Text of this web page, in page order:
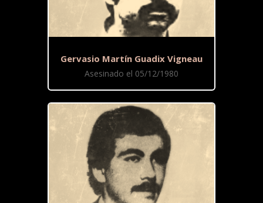
Gervasio Martín Guadix Vigneau
Asesinado el 05/12/1980